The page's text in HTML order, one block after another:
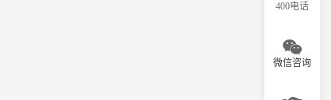
400电话
微信咨询